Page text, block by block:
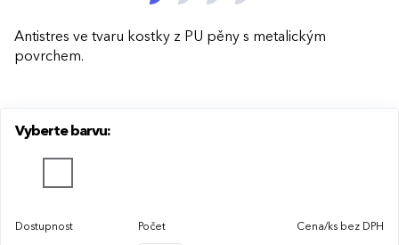
Antistres ve tvaru kostky z PU pěny s metalickým
povrchem.
Vyberte barvu:
Dostupnost Počet Cena/ks bez DPH